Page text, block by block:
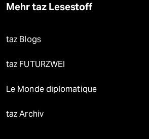
Mehr taz Lesestoff
taz Blogs
taz FUTURZWEI
Le Monde diplomatique
taz Archiv